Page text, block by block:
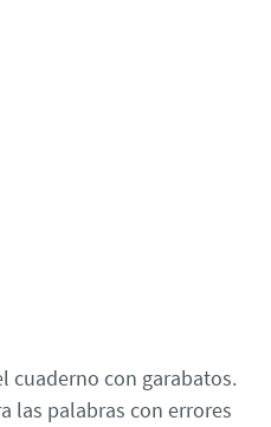
cuaderno con garabatos.
las palabras con errores